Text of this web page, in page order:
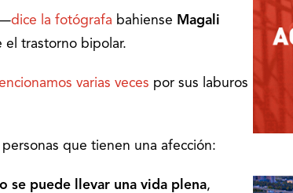
—dice la fotógrafa bahiense Magali
el trastorno bipolar.
varias veces por sus laburos
que tienen una afección:
se puede llevar una vida plena,